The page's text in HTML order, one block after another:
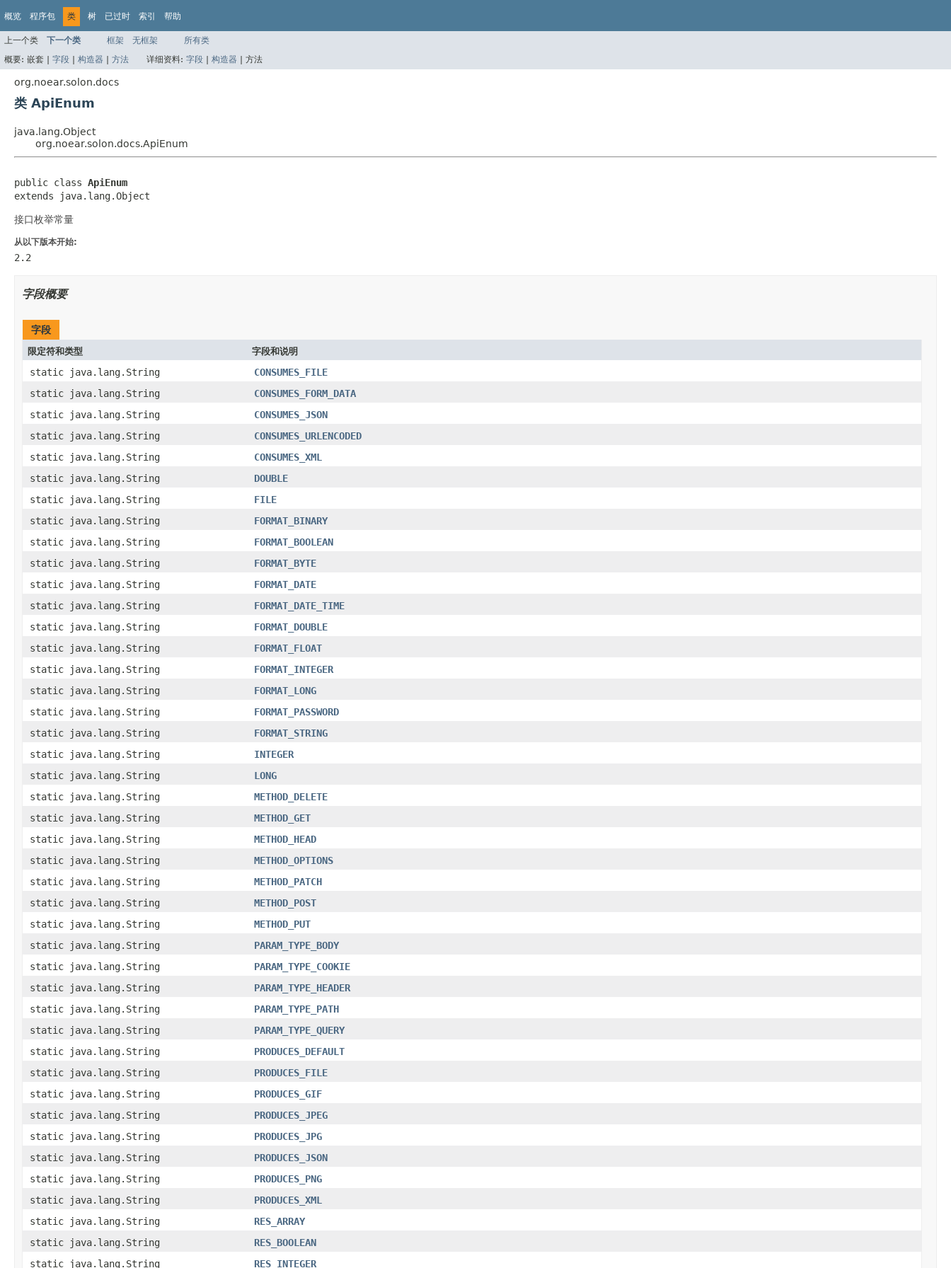
概览 程序包 类 树 已过时 索引 帮助
上一个类 下一个类 框架 无框架
所有类
概要: 嵌套 | 字段 | 构造器 | 方法 详细资料: 字段 | 构造器 | 方法
org.noear.solon.docs
类 ApiEnum
java.lang.Object
org.noear.solon.docs.ApiEnum
public class ApiEnum
extends java.lang.Object
接口枚举常量
从以下版本开始:
2.2
字段概要
字段
限定符和类型 字段和说明
static java.lang.String
CONSUMES_FILE
static java.lang.String
CONSUMES_FORM_DATA
static java.lang.String
CONSUMES_JSON
static java.lang.String
CONSUMES_URLENCODED
static java.lang.String
CONSUMES_XML
static java.lang.String
DOUBLE
static java.lang.String
FILE
static java.lang.String
FORMAT_BINARY
static java.lang.String
FORMAT_BOOLEAN
static java.lang.String
FORMAT_BYTE
static java.lang.String
FORMAT_DATE
static java.lang.String
FORMAT_DATE_TIME
static java.lang.String
FORMAT_DOUBLE
static java.lang.String
FORMAT_FLOAT
static java.lang.String
FORMAT_INTEGER
static java.lang.String
FORMAT_LONG
static java.lang.String
FORMAT_PASSWORD
static java.lang.String
FORMAT_STRING
static java.lang.String
INTEGER
static java.lang.String
LONG
static java.lang.String
METHOD_DELETE
static java.lang.String
METHOD_GET
static java.lang.String
METHOD_HEAD
static java.lang.String
METHOD_OPTIONS
static java.lang.String
METHOD_PATCH
static java.lang.String
METHOD_POST
static java.lang.String
METHOD_PUT
static java.lang.String
PARAM_TYPE_BODY
static java.lang.String
PARAM_TYPE_COOKIE
static java.lang.String
PARAM_TYPE_HEADER
static java.lang.String
PARAM_TYPE_PATH
static java.lang.String
PARAM_TYPE_QUERY
static java.lang.String
PRODUCES_DEFAULT
static java.lang.String
PRODUCES_FILE
static java.lang.String
PRODUCES_GIF
static java.lang.String
PRODUCES_JPEG
static java.lang.String
PRODUCES_JPG
static java.lang.String
PRODUCES_JSON
static java.lang.String
PRODUCES_PNG
static java.lang.String
PRODUCES_XML
static java.lang.String
RES_ARRAY
static java.lang.String
RES_BOOLEAN
static java.lang.String
RES_INTEGER